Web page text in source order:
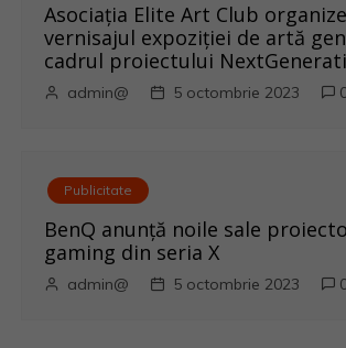
Asociația Elite Art Club
vernisajul expoziției de artă
cadrul proiectului
admin@ 5 octombrie 2023
Publicitate
BenQ anunţă noile sale
gaming din seria X
admin@ 5 octombrie 2023